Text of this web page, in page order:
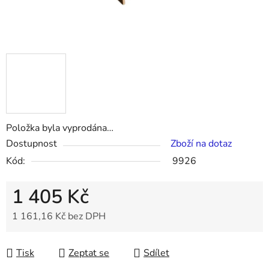
Položka byla vyprodána…
Dostupnost
Zboží na dotaz
Kód:
9926
1 405 Kč
1 161,16 Kč bez DPH
Tisk
Zeptat se Sdílet